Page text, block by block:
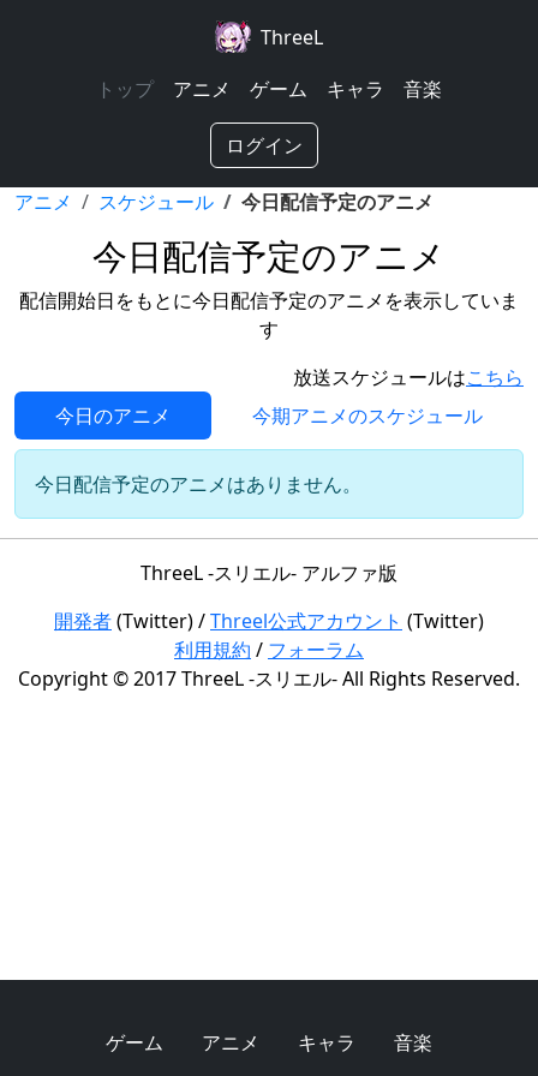
ThreeL
トップ
アニメ ゲーム キャラ 音楽
ログイン
ゲーム アニメ キャラ 音楽
アニメ スケジュール 今日配信予定のアニメ
今日配信予定のアニメ
配信開始日をもとに今日配信予定のアニメを表示していま
す
放送スケジュールはこちら
今日のアニメ
今期アニメのスケジュール
今日配信予定のアニメはありません。
ThreeL -スリエル- アルファ版
開発者(Twitter) /Threel公式アカウント (Twitter)
利用規約 / フォーラム
Copyright © 2017 ThreeL -スリエル- All Rights Reserved.